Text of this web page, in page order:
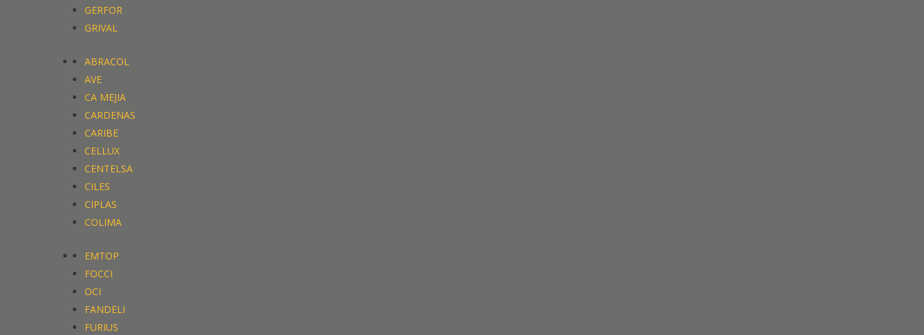
GERFOR
GRIVAL
ABRACOL
AVE
CA MEJIA
CARDENAS
CARIBE
CELLUX
CENTELSA
CILES
CIPLAS
COLIMA
EMTOP
FOCCI
OCI
FANDELI
FURIUS